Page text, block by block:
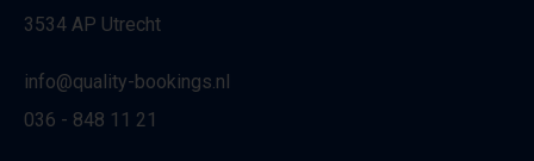
3534 AP Utrecht
info@quality-bookings.nl
036 - 848 11 21